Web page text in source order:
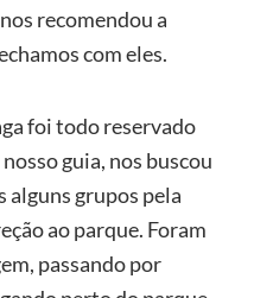
recomendou a
com eles.
foi todo reservado
guia, nos buscou
alguns grupos pela
ao parque. Foram
passando por